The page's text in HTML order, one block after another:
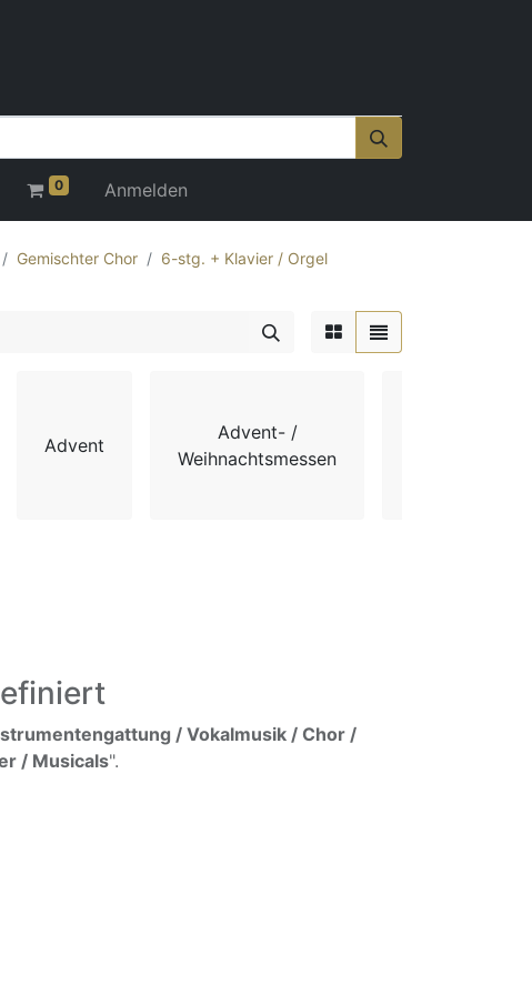
0 Anmelden
Gemischter Chor
6-stg. + Klavier / Orgel
Advent
Advent- /
Weihnachtsmessen
/ Vokalmusik / Chor /
/ Musicals".